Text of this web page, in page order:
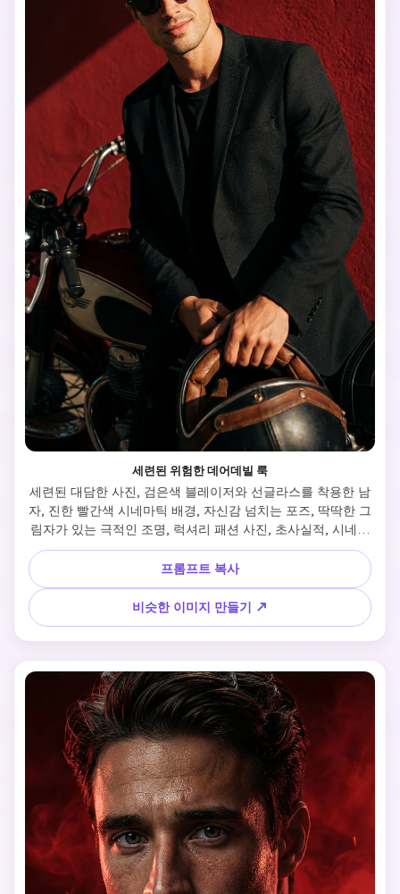
세련된 위험한 데어데빌 룩
세련된 대담한 사진, 검은색 블레이저와 선글라스를 착용한 남
자, 진한 빨간색 시네마틱 배경, 자신감 넘치는 포즈, 딱딱한 그
림자가 있는 극적인 조명, 럭셔리 패션 사진, 초사실적, 시네마
틱 색상 등급
프롬프트 복사
비슷한 이미지 만들기 ↗